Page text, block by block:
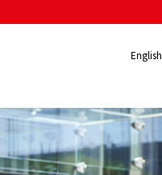
English